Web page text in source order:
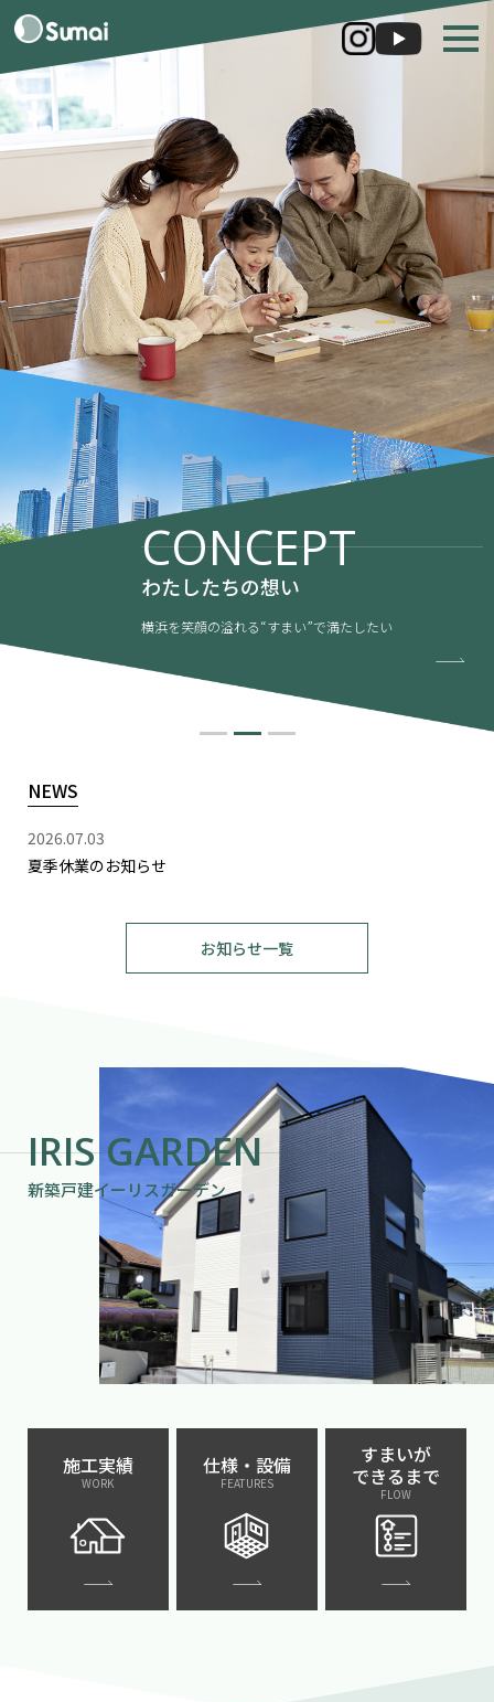
CONCEPT
わたしたちの想い
横浜を笑顔の溢れる“すまい”で満たしたい
NEWS
2026.07.03
夏季休業のお知らせ
お知らせ一覧
IRIS GARDEN
新築戸建イーリスガーデン
施工実績
WORK
仕様・設備
FEATURES
すまいが
できるまで
FLOW